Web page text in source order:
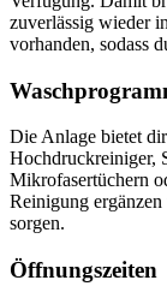
zuverlässig wieder
vorhanden, sodass
Die Anlage bietet
Hochdruckreiniger,
Mikrofasertüchern
Reinigung
sorgen.
Öffnungszeiten